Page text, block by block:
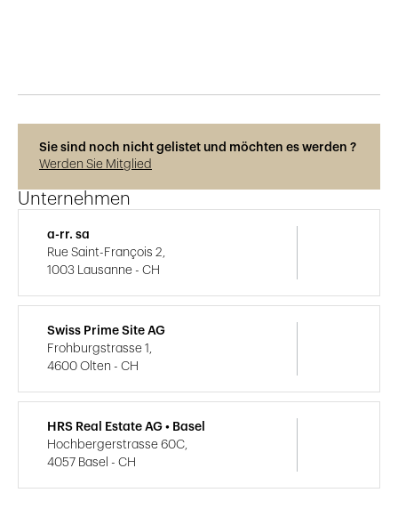
Sie sind noch nicht gelistet und möchten es werden ?
Werden Sie Mitglied
Unternehmen
a-rr. sa
Rue Saint-François 2,
1003 Lausanne - CH
Swiss Prime Site AG
Frohburgstrasse 1,
4600 Olten - CH
HRS Real Estate AG • Basel
Hochbergerstrasse 60C,
4057 Basel - CH